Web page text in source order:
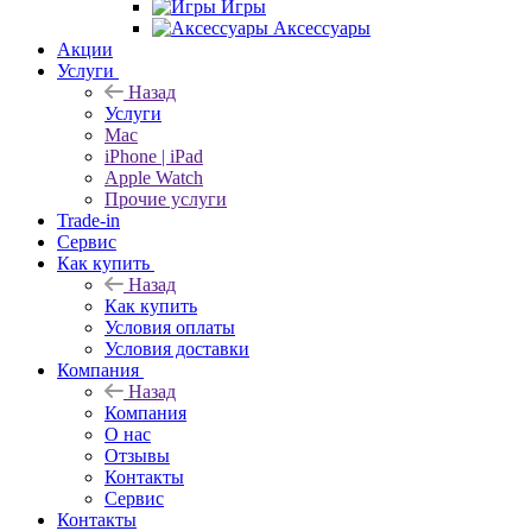
Игры
Аксессуары
Акции
Услуги
Назад
Услуги
Mac
iPhone | iPad
Apple Watch
Прочие услуги
Trade-in
Сервис
Как купить
Назад
Как купить
Условия оплаты
Условия доставки
Компания
Назад
Компания
О нас
Отзывы
Контакты
Сервис
Контакты